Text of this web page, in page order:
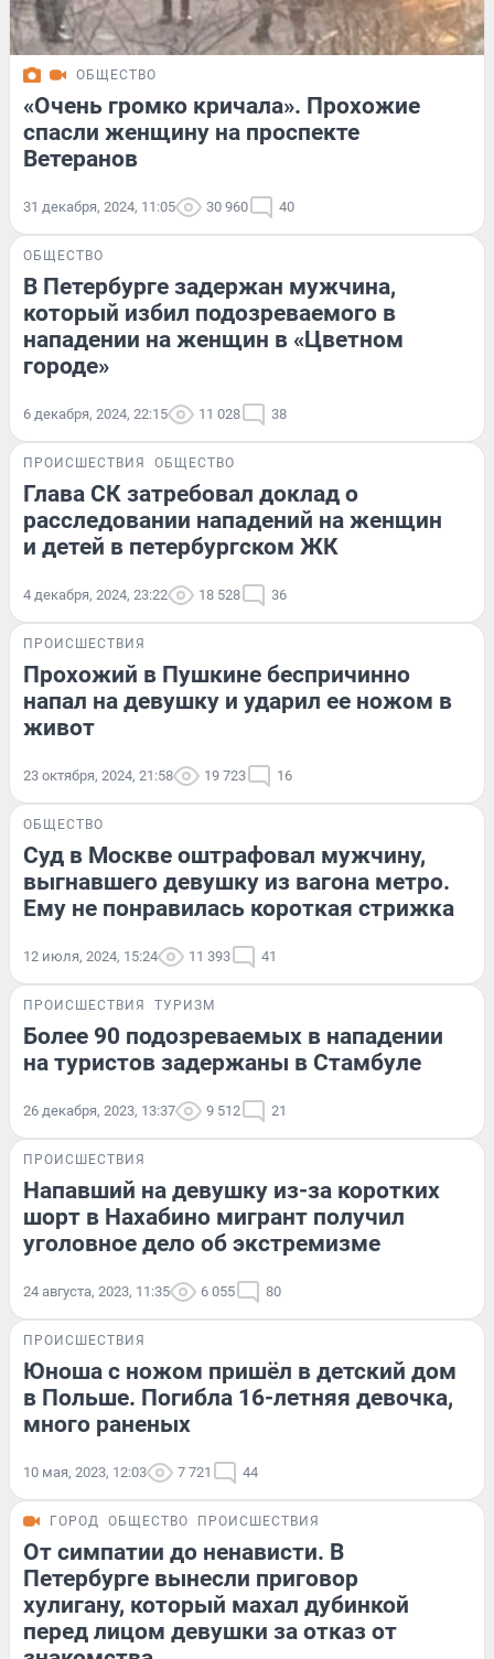
ОБЩЕСТВО
«Очень громко кричала». Прохожие
спасли женщину на проспекте
Ветеранов
31 декабря, 2024, 11:05 30 960 40
ОБЩЕСТВО
В Петербурге задержан мужчина,
который избил подозреваемого в
нападении на женщин в «Цветном
городе»
6 декабря, 2024, 22:15 11 028 38
ПРОИСШЕСТВИЯ ОБЩЕСТВО
Глава СК затребовал доклад о
расследовании нападений на женщин
и детей в петербургском ЖК
4 декабря, 2024, 23:22 18 528 36
ПРОИСШЕСТВИЯ
Прохожий в Пушкине беспричинно
напал на девушку и ударил ее ножом в
живот
23 октября, 2024, 21:58 19 723 16
ОБЩЕСТВО
Суд в Москве оштрафовал мужчину,
выгнавшего девушку из вагона метро.
Ему не понравилась короткая стрижка
12 июля, 2024, 15:24 11 393 41
ПРОИСШЕСТВИЯ ТУРИЗМ
Более 90 подозреваемых в нападении
на туристов задержаны в Стамбуле
26 декабря, 2023, 13:37 9 512 21
ПРОИСШЕСТВИЯ
Напавший на девушку из-за коротких
шорт в Нахабино мигрант получил
уголовное дело об экстремизме
24 августа, 2023, 11:35 6 055 80
ПРОИСШЕСТВИЯ
Юноша с ножом пришёл в детский дом
в Польше. Погибла 16-летняя девочка,
много раненых
10 мая, 2023, 12:03 7 721 44
ГОРОД ОБЩЕСТВО ПРОИСШЕСТВИЯ
От симпатии до ненависти. В
Петербурге вынесли приговор
хулигану, который махал дубинкой
перед лицом девушки за отказ от